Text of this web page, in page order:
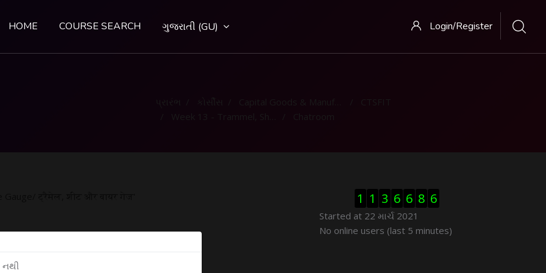
HOME COURSE SEARCH ગુજરાતી ‎(GU)‎ Login/Register
Visitor Counter છોડી દો
1 1 3 6 6 8 6
Started at 22 માર્ચ 2021
ઓનલાઇન યુઝર્સ છોડી દો
No online users (last 5 minutes)